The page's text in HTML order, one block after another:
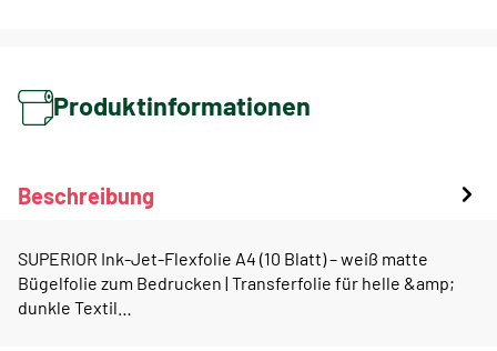
Produktinformationen
Beschreibung
SUPERIOR Ink-Jet-Flexfolie A4 (10 Blatt) – weiß matte
Bügelfolie zum Bedrucken | Transferfolie für helle &amp;
dunkle Textil…